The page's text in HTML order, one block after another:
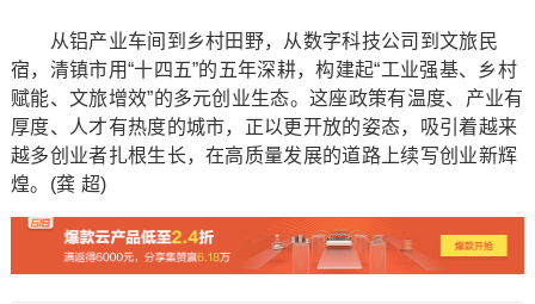
从铝产业车间到乡村田野，从数字科技公司到文旅民
宿，清镇市用“十四五”的五年深耕，构建起“工业强基、乡村
赋能、文旅增效”的多元创业生态。这座政策有温度、产业有
厚度、人才有热度的城市，正以更开放的姿态，吸引着越来
越多创业者扎根生长，在高质量发展的道路上续写创业新辉
煌。(龚 超)